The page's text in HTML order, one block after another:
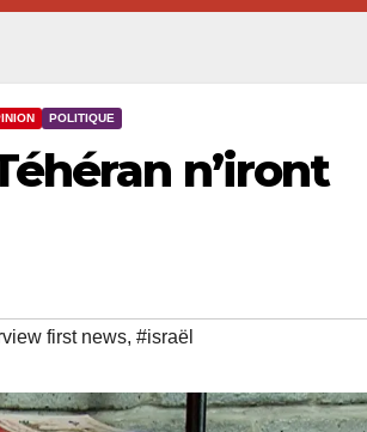
POLITIQUE
n’iront
first news, #israël